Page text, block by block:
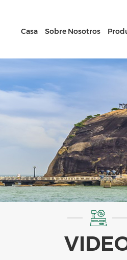
Casa Sobre Nosotros